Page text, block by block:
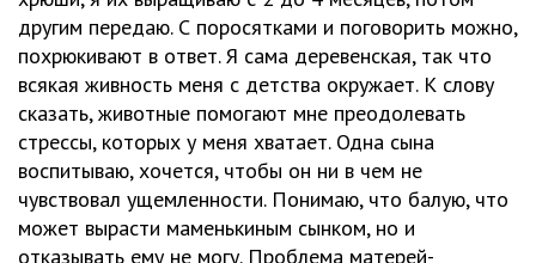
другим передаю. С поросятками и поговорить можно,
похрюкивают в ответ. Я сама деревенская, так что
всякая живность меня с детства окружает. К слову
сказать, животные помогают мне преодолевать
стрессы, которых у меня хватает. Одна сына
воспитываю, хочется, чтобы он ни в чем не
чувствовал ущемленности. Понимаю, что балую, что
может вырасти маменькиным сынком, но и
отказывать ему не могу. Проблема матерей-